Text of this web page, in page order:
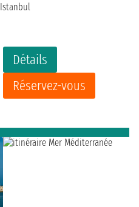
Détails
Réservez-vous
Istanbul